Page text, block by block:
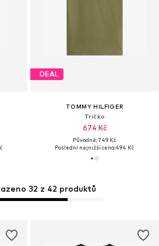
DEAL
TOMMY HILFIGER
Tričko
674 Kč
Původně: 749 Kč
Poslední nejnižší cena:494 Kč
32 z 42 produktů